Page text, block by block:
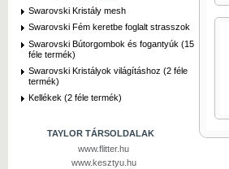
Swarovski Kristály mesh
Swarovski Fém keretbe foglalt strasszok
Swarovski Bútorgombok és fogantyúk (15
féle termék)
Swarovski Kristályok világításhoz (2 féle
termék)
Kellékek (2 féle termék)
TAYLOR TÁRSOLDALAK
www.flitter.hu
www.kesztyu.hu